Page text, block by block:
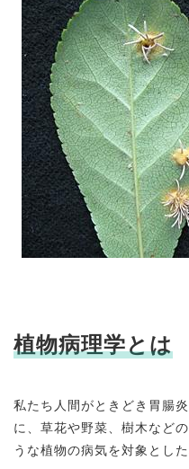
植物病理学とは
私たち人間がときどき胃腸
に、草花や野菜、樹木など
うな植物の病気を対象とし